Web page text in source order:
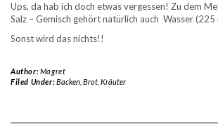
Ups, da hab ich doch etwas vergessen! Zu dem
Salz – Gemisch gehört natürlich auch Wasser (225
Sonst wird das nichts!!
Author:Magret
Filed Under:Backen, Brot, Kräuter